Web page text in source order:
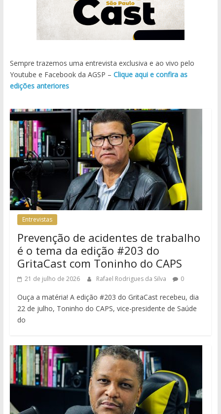
Sempre trazemos uma entrevista exclusiva e ao vivo pelo
Youtube e Facebook da AGSP – Clique aqui e confira as
edições anteriores
Entrevistas
Prevenção de acidentes de trabalho
é o tema da edição #203 do
GritaCast com Toninho do CAPS
21 de julho de 2026 Rafael Rodrigues da Silva 0
Ouça a matéria! A edição #203 do GritaCast recebeu, dia
22 de julho, Toninho do CAPS, vice-presidente de Saúde
do